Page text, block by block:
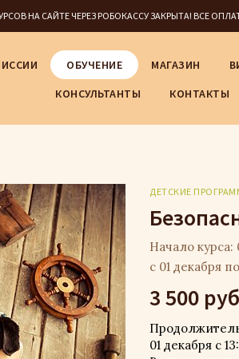
НА САЙТЕ ЧЕРЕЗ РОБОКАССУ ЗАКРЫТА! ВСЕ
ОБУЧЕНИЕ МАГАЗИН
КОНСУЛЬТАНТЫ
КОНТАКТЫ
ДЕТСКИЕ
Начало курса:
с 01 декабря
3 500
01 декабря с